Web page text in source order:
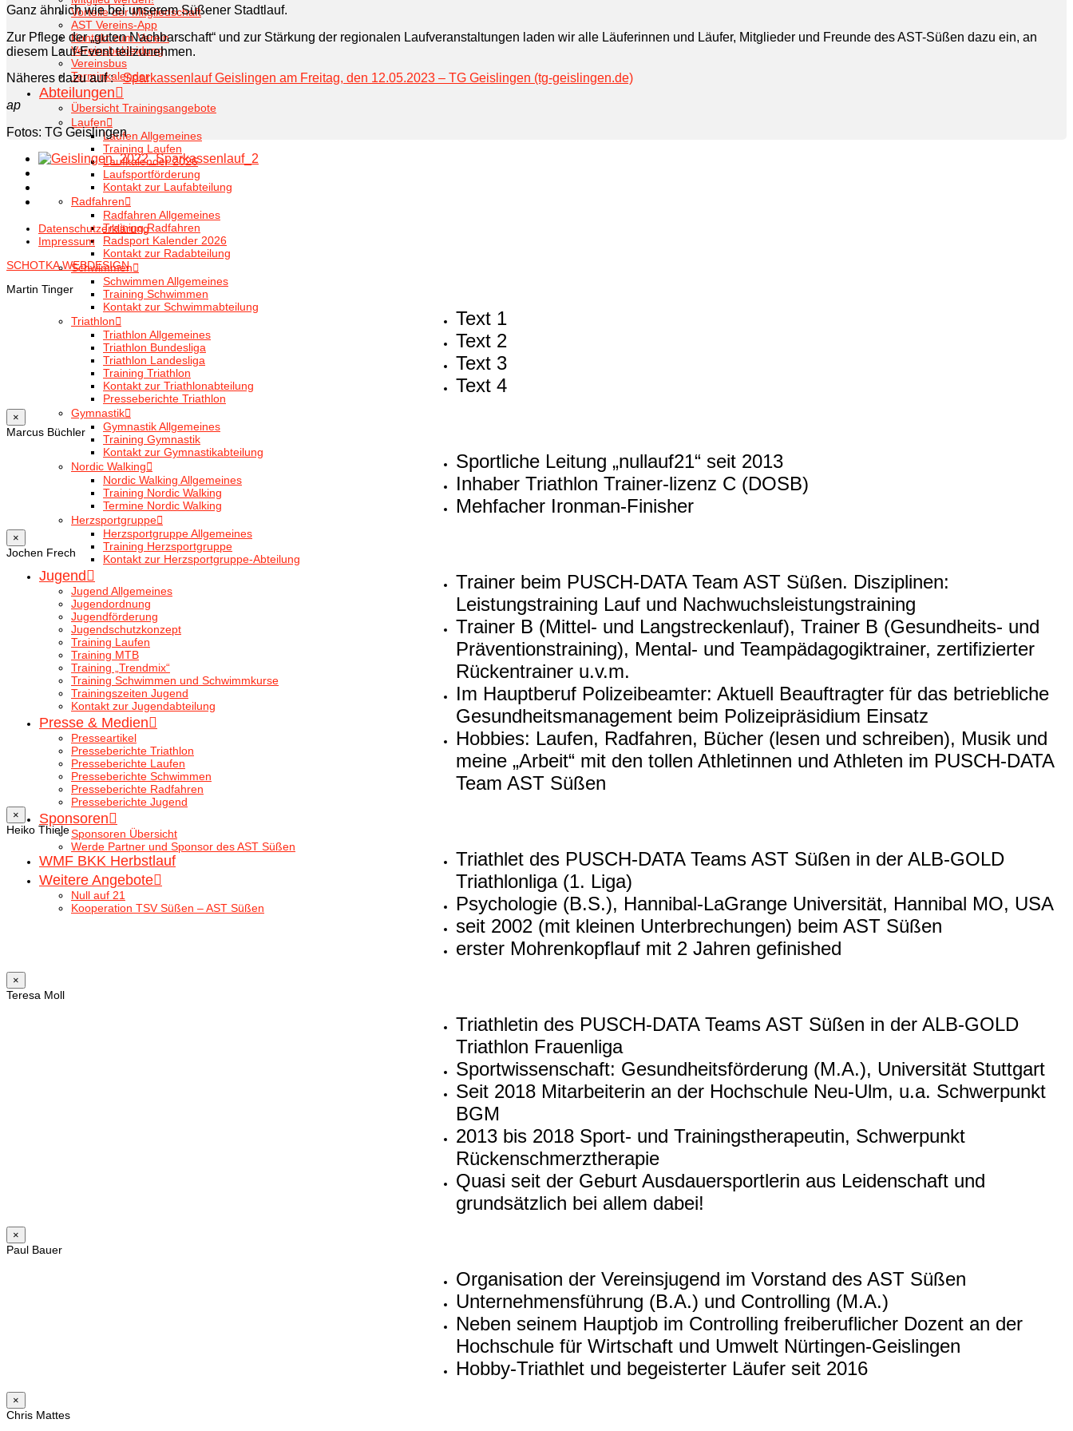
Vorteile der Mitgliedschaft
AST Vereins-App
Kontakt zum Verein
Vereinsbekleidung
Vereinsbus
Terminkalender
Abteilungen
Übersicht Trainingsangebote
Laufen
Laufen Allgemeines
Training Laufen
Laufkalender 2026
Laufsportförderung
Kontakt zur Laufabteilung
Radfahren
Radfahren Allgemeines
Training Radfahren
Radsport Kalender 2026
Kontakt zur Radabteilung
Schwimmen
Schwimmen Allgemeines
Training Schwimmen
Kontakt zur Schwimmabteilung
Triathlon
Triathlon Allgemeines
Triathlon Bundesliga
Triathlon Landesliga
Training Triathlon
Kontakt zur Triathlonabteilung
Presseberichte Triathlon
Gymnastik
Gymnastik Allgemeines
Training Gymnastik
Kontakt zur Gymnastikabteilung
Nordic Walking
Nordic Walking Allgemeines
Training Nordic Walking
Termine Nordic Walking
Herzsportgruppe
Herzsportgruppe Allgemeines
Training Herzsportgruppe
Kontakt zur Herzsportgruppe-Abteilung
Jugend
Jugend Allgemeines
Jugendordnung
Jugendförderung
Jugendschutzkonzept
Training Laufen
Training MTB
Training „Trendmix“
Training Schwimmen und Schwimmkurse
Trainingszeiten Jugend
Kontakt zur Jugendabteilung
Presse & Medien
Presseartikel
Presseberichte Triathlon
Presseberichte Laufen
Presseberichte Schwimmen
Presseberichte Radfahren
Presseberichte Jugend
Sponsoren
Sponsoren Übersicht
Werde Partner und Sponsor des AST Süßen
WMF BKK Herbstlauf
Weitere Angebote
Null auf 21
Kooperation TSV Süßen – AST Süßen
Ganz ähnlich wie bei unserem Süßener Stadtlauf.
Zur Pflege der „guten Nachbarschaft“ und zur Stärkung der regionalen Laufveranstaltungen laden wir alle Läuferinnen und Läufer, Mitglieder und Freunde des AST-Süßen dazu ein, an
diesem Lauf-Event teilzunehmen.
Näheres dazu auf :Sparkassenlauf Geislingen am Freitag, den 12.05.2023 – TG Geislingen (tg-geislingen.de)
ap
Fotos: TG Geislingen
Datenschutzerklärung
Impressum
SCHOTKA WEBDESIGN
Martin Tinger
Text 1
Text 2
Text 3
Text 4
×
Marcus Büchler
Sportliche Leitung „nullauf21“ seit 2013
Inhaber Triathlon Trainer-lizenz C (DOSB)
Mehfacher Ironman-Finisher
×
Jochen Frech
Trainer beim PUSCH-DATA Team AST Süßen. Disziplinen:
Leistungstraining Lauf und Nachwuchsleistungstraining
Trainer B (Mittel- und Langstreckenlauf), Trainer B (Gesundheits- und
Präventionstraining), Mental- und Teampädagogiktrainer, zertifizierter
Rückentrainer u.v.m.
Im Hauptberuf Polizeibeamter: Aktuell Beauftragter für das betriebliche
Gesundheitsmanagement beim Polizeipräsidium Einsatz
Hobbies: Laufen, Radfahren, Bücher (lesen und schreiben), Musik und
meine „Arbeit“ mit den tollen Athletinnen und Athleten im PUSCH-DATA
Team AST Süßen
×
Heiko Thiele
Triathlet des PUSCH-DATA Teams AST Süßen in der ALB-GOLD
Triathlonliga (1. Liga)
Psychologie (B.S.), Hannibal-LaGrange Universität, Hannibal MO, USA
seit 2002 (mit kleinen Unterbrechungen) beim AST Süßen
erster Mohrenkopflauf mit 2 Jahren gefinished
×
Teresa Moll
Triathletin des PUSCH-DATA Teams AST Süßen in der ALB-GOLD
Triathlon Frauenliga
Sportwissenschaft: Gesundheitsförderung (M.A.), Universität Stuttgart
Seit 2018 Mitarbeiterin an der Hochschule Neu-Ulm, u.a. Schwerpunkt
BGM
2013 bis 2018 Sport- und Trainingstherapeutin, Schwerpunkt
Rückenschmerztherapie
Quasi seit der Geburt Ausdauersportlerin aus Leidenschaft und
grundsätzlich bei allem dabei!
×
Paul Bauer
Organisation der Vereinsjugend im Vorstand des AST Süßen
Unternehmensführung (B.A.) und Controlling (M.A.)
Neben seinem Hauptjob im Controlling freiberuflicher Dozent an der
Hochschule für Wirtschaft und Umwelt Nürtingen-Geislingen
Hobby-Triathlet und begeisterter Läufer seit 2016
×
Chris Mattes